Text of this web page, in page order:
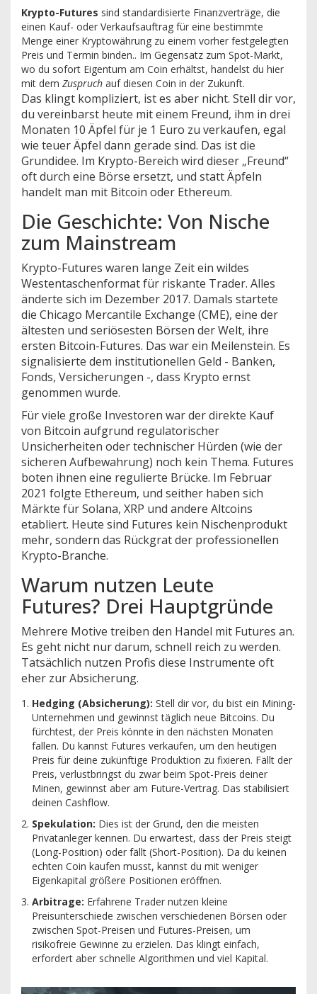
Krypto-Futures sind standardisierte Finanzverträge, die
einen Kauf- oder Verkaufsauftrag für eine bestimmte
Menge einer Kryptowährung zu einem vorher festgelegten
Preis und Termin binden.. Im Gegensatz zum Spot-Markt,
wo du sofort Eigentum am Coin erhältst, handelst du hier
mit dem Zuspruch auf diesen Coin in der Zukunft.
Das klingt kompliziert, ist es aber nicht. Stell dir vor,
du vereinbarst heute mit einem Freund, ihm in drei
Monaten 10 Äpfel für je 1 Euro zu verkaufen, egal
wie teuer Äpfel dann gerade sind. Das ist die
Grundidee. Im Krypto-Bereich wird dieser „Freund“
oft durch eine Börse ersetzt, und statt Äpfeln
handelt man mit Bitcoin oder Ethereum.
Die Geschichte: Von Nische
zum Mainstream
Krypto-Futures waren lange Zeit ein wildes
Westentaschenformat für riskante Trader. Alles
änderte sich im Dezember 2017. Damals startete
die Chicago Mercantile Exchange (CME), eine der
ältesten und seriösesten Börsen der Welt, ihre
ersten Bitcoin-Futures. Das war ein Meilenstein. Es
signalisierte dem institutionellen Geld - Banken,
Fonds, Versicherungen -, dass Krypto ernst
genommen wurde.
Für viele große Investoren war der direkte Kauf
von Bitcoin aufgrund regulatorischer
Unsicherheiten oder technischer Hürden (wie der
sicheren Aufbewahrung) noch kein Thema. Futures
boten ihnen eine regulierte Brücke. Im Februar
2021 folgte Ethereum, und seither haben sich
Märkte für Solana, XRP und andere Altcoins
etabliert. Heute sind Futures kein Nischenprodukt
mehr, sondern das Rückgrat der professionellen
Krypto-Branche.
Warum nutzen Leute
Futures? Drei Hauptgründe
Mehrere Motive treiben den Handel mit Futures an.
Es geht nicht nur darum, schnell reich zu werden.
Tatsächlich nutzen Profis diese Instrumente oft
eher zur Absicherung.
Hedging (Absicherung): Stell dir vor, du bist ein Mining-
Unternehmen und gewinnst täglich neue Bitcoins. Du
fürchtest, der Preis könnte in den nächsten Monaten
fallen. Du kannst Futures verkaufen, um den heutigen
Preis für deine zukünftige Produktion zu fixieren. Fällt der
Preis, verlustbringst du zwar beim Spot-Preis deiner
Minen, gewinnst aber am Future-Vertrag. Das stabilisiert
deinen Cashflow.
Spekulation: Dies ist der Grund, den die meisten
Privatanleger kennen. Du erwartest, dass der Preis steigt
(Long-Position) oder fällt (Short-Position). Da du keinen
echten Coin kaufen musst, kannst du mit weniger
Eigenkapital größere Positionen eröffnen.
Arbitrage: Erfahrene Trader nutzen kleine
Preisunterschiede zwischen verschiedenen Börsen oder
zwischen Spot-Preisen und Futures-Preisen, um
risikofreie Gewinne zu erzielen. Das klingt einfach,
erfordert aber schnelle Algorithmen und viel Kapital.